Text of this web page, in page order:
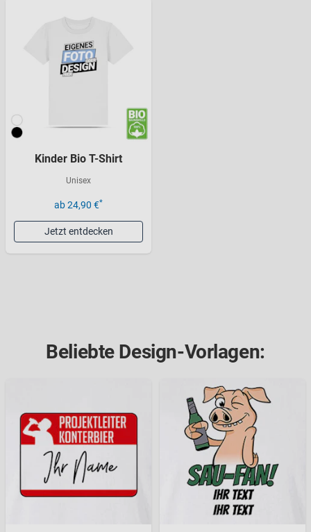
Kinder Bio T-Shirt
Unisex
ab 24,90 €*
Jetzt entdecken
Beliebte Design-Vorlagen: